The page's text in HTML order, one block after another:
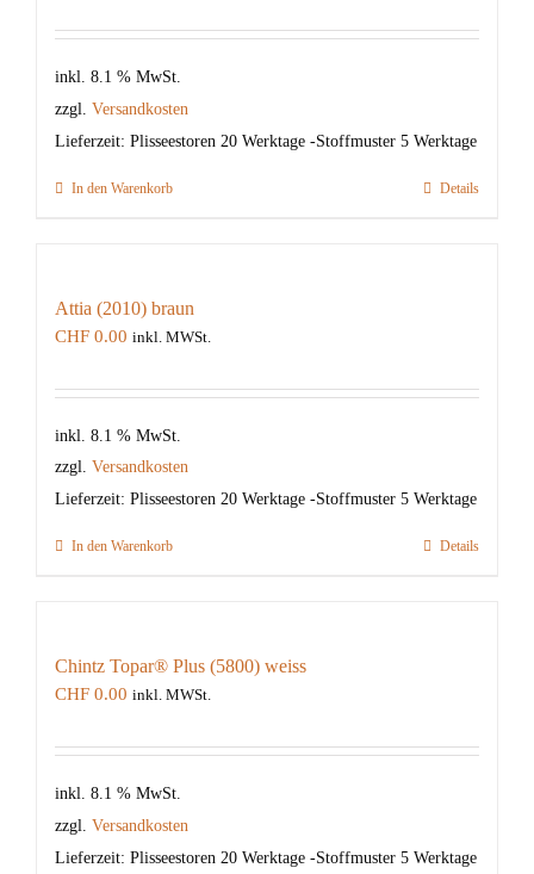
inkl. 8.1 % MwSt.
zzgl. Versandkosten
Lieferzeit: Plisseestoren 20 Werktage -Stoffmuster 5 Werktage
In den Warenkorb Details
Attia (2010) braun
CHF 0.00 inkl. MWSt.
inkl. 8.1 % MwSt.
zzgl. Versandkosten
Lieferzeit: Plisseestoren 20 Werktage -Stoffmuster 5 Werktage
In den Warenkorb Details
Chintz Topar® Plus (5800) weiss
CHF 0.00 inkl. MWSt.
inkl. 8.1 % MwSt.
zzgl. Versandkosten
Lieferzeit: Plisseestoren 20 Werktage -Stoffmuster 5 Werktage